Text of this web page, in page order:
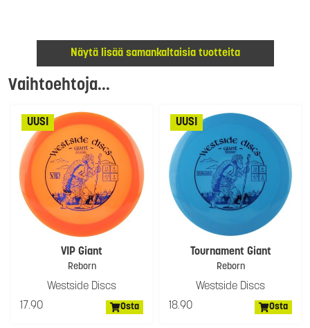
Näytä lisää samankaltaisia tuotteita
Vaihtoehtoja...
UUSI
VIP Giant
Reborn
Westside Discs
17.90
Osta
UUSI
Tournament Giant
Reborn
Westside Discs
18.90
Osta